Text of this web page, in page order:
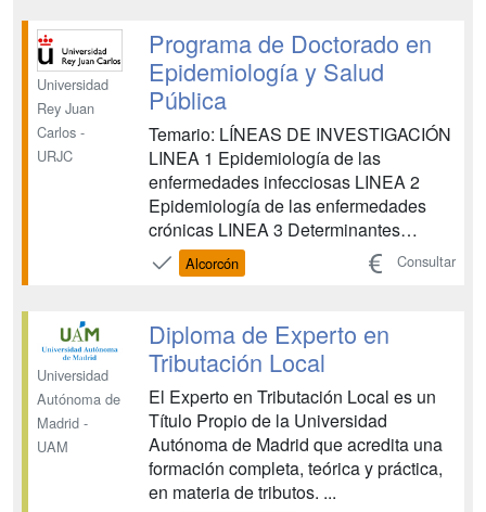
internacionalizado continuamente
cambiante que origina incertidumbre y,
consiguientemente, que...
Universidad
Rey Juan
Carlos -
URJC
Programa de Doctorado en
Epidemiología y Salud
Pública
Temario: LÍNEAS DE INVESTIGACIÓN
LINEA 1 Epidemiología de las
enfermedades infecciosas LINEA 2
Epidemiología de las enfermedades
crónicas LINEA 3 Determinantes
socioeconómicos y desigualdades en
salud LINEA 4 Investigación en
Envejecimiento, dependencia y
discapacidad...
Alcorcón Consultar
Universidad
Autónoma de
Madrid -
UAM
Diploma de Experto en
Tributación Local
El Experto en Tributación Local es un
Título Propio de la Universidad
Autónoma de Madrid que acredita una
formación completa, teórica y práctica,
en materia de tributos. ...